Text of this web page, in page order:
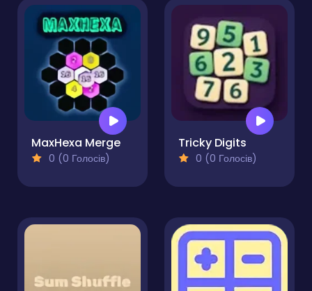
MaxHexa Merge
0 (0 Голосів)
Tricky Digits
0 (0 Голосів)